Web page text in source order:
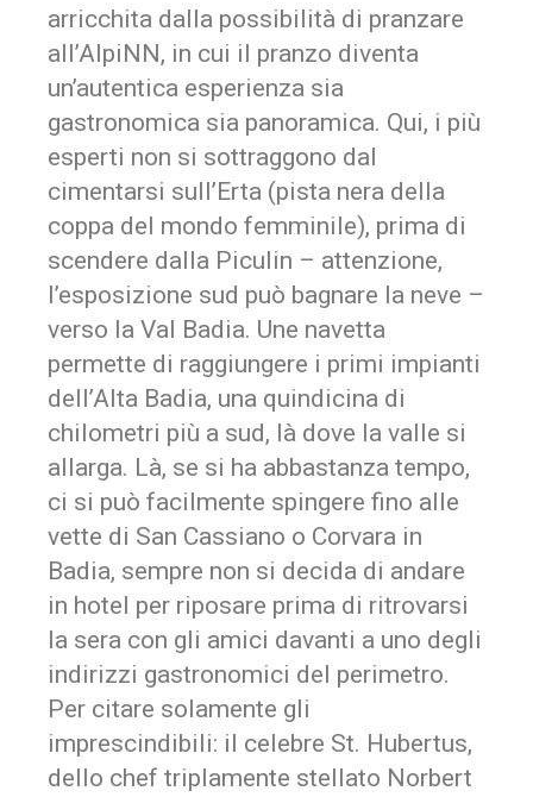
arricchita dalla possibilità di pranzare
all’AlpiNN, in cui il pranzo diventa
un’autentica esperienza sia
gastronomica sia panoramica. Qui, i più
esperti non si sottraggono dal
cimentarsi sull’Erta (pista nera della
coppa del mondo femminile), prima di
scendere dalla Piculin – attenzione,
l’esposizione sud può bagnare la neve –
verso la Val Badia. Une navetta
permette di raggiungere i primi impianti
dell’Alta Badia, una quindicina di
chilometri più a sud, là dove la valle si
allarga. Là, se si ha abbastanza tempo,
ci si può facilmente spingere fino alle
vette di San Cassiano o Corvara in
Badia, sempre non si decida di andare
in hotel per riposare prima di ritrovarsi
la sera con gli amici davanti a uno degli
indirizzi gastronomici del perimetro.
Per citare solamente gli
imprescindibili: il celebre St. Hubertus,
dello chef triplamente stellato Norbert